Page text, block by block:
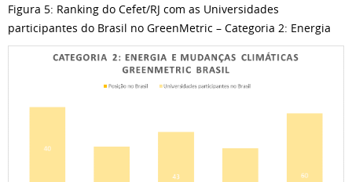
Figura 5: Ranking do Cefet/RJ com as Universidades
participantes do Brasil no GreenMetric – Categoria 2: Energia